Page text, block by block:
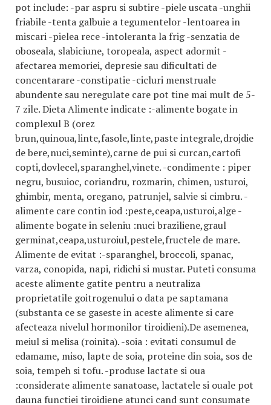
pot include: -par aspru si subtire -piele uscata -unghii
friabile -tenta galbuie a tegumentelor -lentoarea in
miscari -pielea rece -intoleranta la frig -senzatia de
oboseala, slabiciune, toropeala, aspect adormit -
afectarea memoriei, depresie sau dificultati de
concentarare -constipatie -cicluri menstruale
abundente sau neregulate care pot tine mai mult de 5-
7 zile. Dieta Alimente indicate :-alimente bogate in
complexul B (orez
brun,quinoua,linte,fasole,linte,paste integrale,drojdie
de bere,nuci,seminte),carne de pui si curcan,cartofi
copti,dovlecel,sparanghel,vinete. -condimente : piper
negru, busuioc, coriandru, rozmarin, chimen, usturoi,
ghimbir, menta, oregano, patrunjel, salvie si cimbru. -
alimente care contin iod :peste,ceapa,usturoi,alge -
alimente bogate in seleniu :nuci braziliene,graul
germinat,ceapa,usturoiul,pestele,fructele de mare.
Alimente de evitat :-sparanghel, broccoli, spanac,
varza, conopida, napi, ridichi si mustar. Puteti consuma
aceste alimente gatite pentru a neutraliza
proprietatile goitrogenului o data pe saptamana
(substanta ce se gaseste in aceste alimente si care
afecteaza nivelul hormonilor tiroidieni).De asemenea,
meiul si melisa (roinita). -soia : evitati consumul de
edamame, miso, lapte de soia, proteine din soia, sos de
soia, tempeh si tofu. -produse lactate si oua
:considerate alimente sanatoase, lactatele si ouale pot
dauna functiei tiroidiene atunci cand sunt consumate